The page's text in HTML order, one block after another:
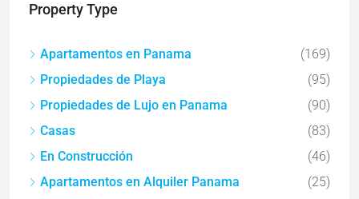
Property Type
Apartamentos en Panama
(169)
Propiedades de Playa
(95)
Propiedades de Lujo en Panama
(90)
Casas
(83)
En Construcción
(46)
Apartamentos en Alquiler Panama
(25)